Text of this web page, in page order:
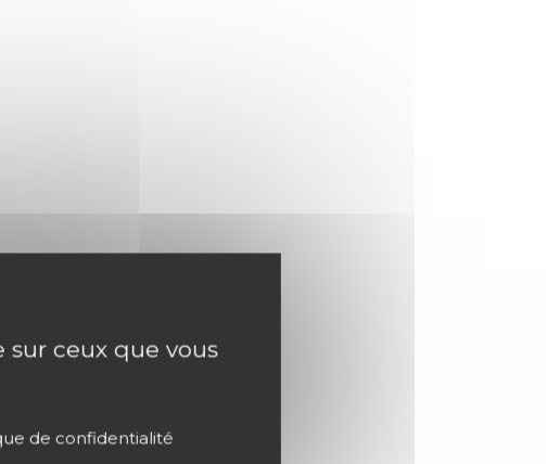
sur ceux que vous
de confidentialité